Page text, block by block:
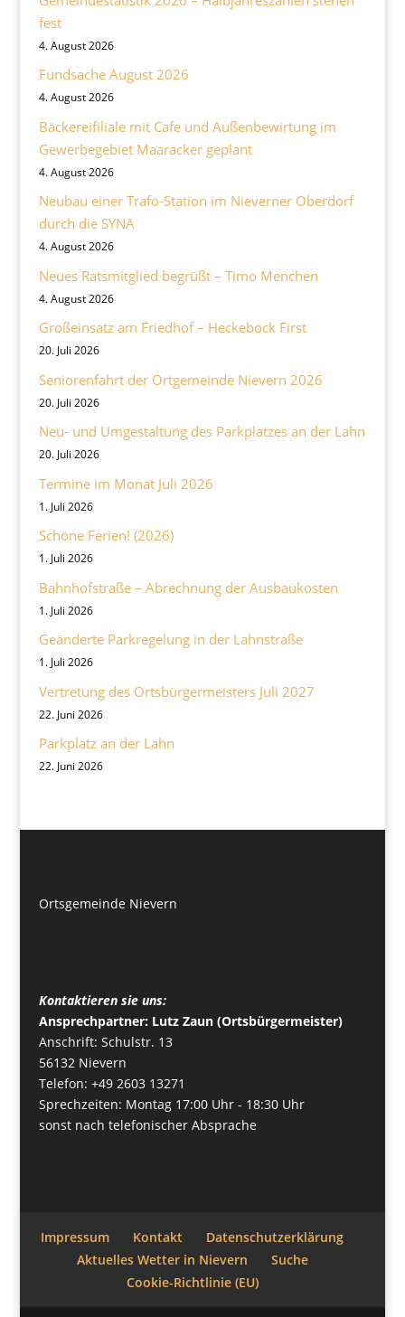
fest
4. August 2026
Fundsache August 2026
4. August 2026
Bäckereifiliale mit Cafe und Außenbewirtung im
Gewerbegebiet Maaracker geplant
4. August 2026
Neubau einer Trafo-Station im Nieverner Oberdorf
durch die SYNA
4. August 2026
Neues Ratsmitglied begrüßt – Timo Menchen
4. August 2026
Großeinsatz am Friedhof – Heckebock First
20. Juli 2026
Seniorenfahrt der Ortgemeinde Nievern 2026
20. Juli 2026
Neu- und Umgestaltung des Parkplatzes an der Lahn
20. Juli 2026
Termine im Monat Juli 2026
1. Juli 2026
Schöne Ferien! (2026)
1. Juli 2026
Bahnhofstraße – Abrechnung der Ausbaukosten
1. Juli 2026
Geänderte Parkregelung in der Lahnstraße
1. Juli 2026
Vertretung des Ortsbürgermeisters Juli 2027
22. Juni 2026
Parkplatz an der Lahn
22. Juni 2026
Ortsgemeinde Nievern
Kontaktieren sie uns:
Ansprechpartner: Lutz Zaun (Ortsbürgermeister)
Anschrift: Schulstr. 13
56132 Nievern
Telefon: +49 2603 13271
Sprechzeiten: Montag 17:00 Uhr - 18:30 Uhr
sonst nach telefonischer Absprache
Impressum Kontakt
Datenschutzerklärung
Aktuelles Wetter in Nievern
Suche
Cookie-Richtlinie (EU)